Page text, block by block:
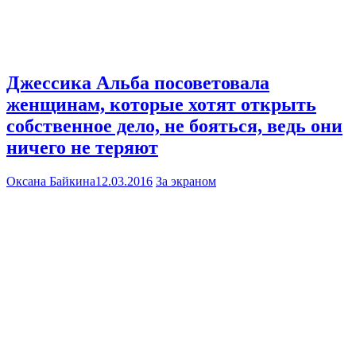
Джессика Альба посоветовала
женщинам, которые хотят открыть
собственное дело, не бояться, ведь они
ничего не теряют
Оксана Байкина12.03.2016 За экраном